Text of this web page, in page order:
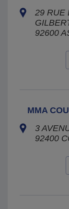
29 RUE
92600
MMA
3
92400